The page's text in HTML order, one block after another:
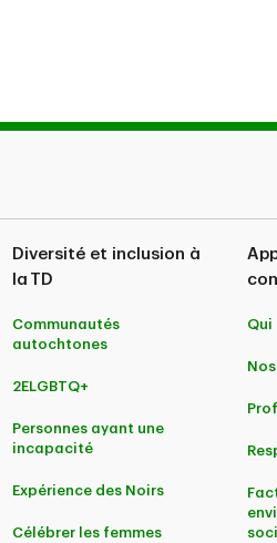
Diversité et inclusion à
la TD
Communautés
autochtones
2ELGBTQ+
Personnes ayant une
incapacité
Expérience des Noirs
Célébrer les femmes
Qui